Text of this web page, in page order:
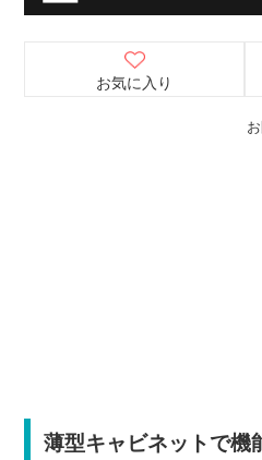
お気に入り
薄型キャビネットで機